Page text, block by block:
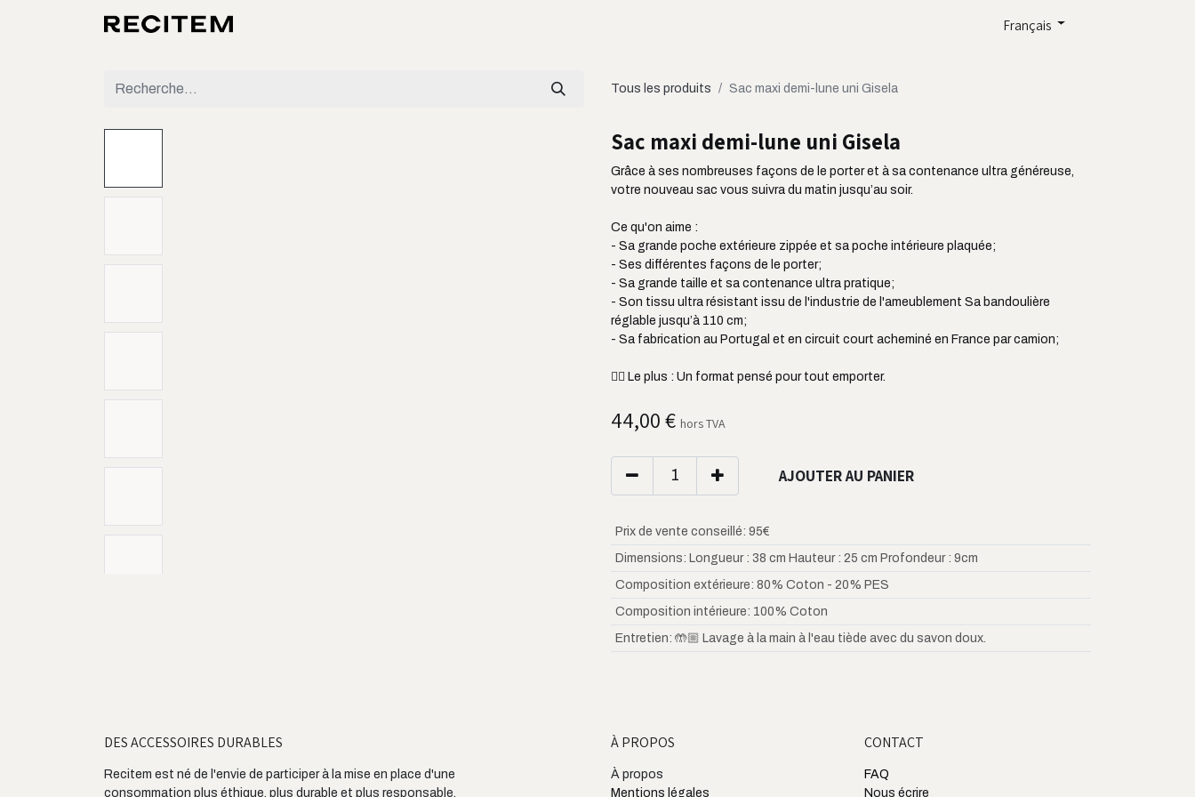
Français
Tous les produits Sac maxi demi-lune uni Gisela
Sac maxi demi-lune uni Gisela
Grâce à ses nombreuses façons de le porter et à sa contenance ultra généreuse,
votre nouveau sac vous suivra du matin jusqu’au soir.
Ce qu'on aime :
- Sa grande poche extérieure zippée et sa poche intérieure plaquée;
- Ses différentes façons de le porter;
- Sa grande taille et sa contenance ultra pratique;
- Son tissu ultra résistant issu de l'industrie de l'ameublement Sa bandoulière
réglable jusqu’à 110 cm;
- Sa fabrication au Portugal et en circuit court acheminé en France par camion;
👌🏼 Le plus : Un format pensé pour tout emporter.
44,00€ hors TVA
AJOUTER AU PANIER
Prix de vente conseillé: 95€
Dimensions: Longueur : 38 cm Hauteur : 25 cm Profondeur : 9cm
Composition extérieure: 80% Coton - 20% PES
Composition intérieure: 100% Coton
Entretien: 🤲🏼 Lavage à la main à l'eau tiède avec du savon doux.
DES ACCESSOIRES DURABLES
Recitem est né de l'envie de participer à la mise en place d'une
consommation plus éthique, plus durable et plus responsable.
À PROPOS
À propos
Mentions légales
CONTACT
FAQ
Nous écrire